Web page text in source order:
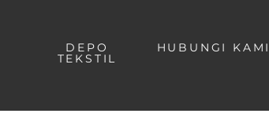
DEPO
TEKSTIL
HUBUNGI KAMI